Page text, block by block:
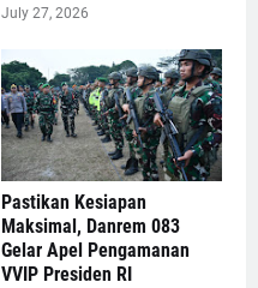
July 27, 2026
Pastikan Kesiapan
Maksimal, Danrem 083
Gelar Apel Pengamanan
VVIP Presiden RI